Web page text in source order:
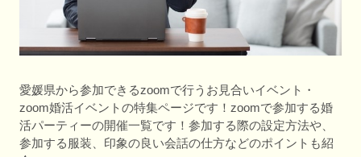
愛媛県から参加できるzoomで行うお見合いイベント・
zoom婚活イベントの特集ページです！zoomで参加する婚
活パーティーの開催一覧です！参加する際の設定方法や、
参加する服装、印象の良い会話の仕方などのポイントも紹